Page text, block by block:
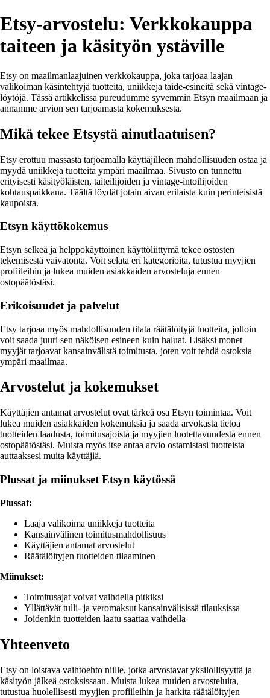
Etsy-arvostelu: Verkkokauppa
taiteen ja käsityön ystäville
Etsy on maailmanlaajuinen verkkokauppa, joka tarjoaa laajan
valikoiman käsintehtyjä tuotteita, uniikkeja taide-esineitä sekä vintage-
löytöjä. Tässä artikkelissa pureudumme syvemmin Etsyn maailmaan ja
annamme arvion sen tarjoamasta kokemuksesta.
Mikä tekee Etsystä ainutlaatuisen?
Etsy erottuu massasta tarjoamalla käyttäjilleen mahdollisuuden ostaa ja
myydä uniikkeja tuotteita ympäri maailmaa. Sivusto on tunnettu
erityisesti käsityöläisten, taiteilijoiden ja vintage-intoilijoiden
kohtauspaikkana. Täältä löydät jotain aivan erilaista kuin perinteisistä
kaupoista.
Etsyn käyttökokemus
Etsyn selkeä ja helppokäyttöinen käyttöliittymä tekee ostosten
tekemisestä vaivatonta. Voit selata eri kategorioita, tutustua myyjien
profiileihin ja lukea muiden asiakkaiden arvosteluja ennen
ostopäätöstäsi.
Erikoisuudet ja palvelut
Etsy tarjoaa myös mahdollisuuden tilata räätälöityjä tuotteita, jolloin
voit saada juuri sen näköisen esineen kuin haluat. Lisäksi monet
myyjät tarjoavat kansainvälistä toimitusta, joten voit tehdä ostoksia
ympäri maailmaa.
Arvostelut ja kokemukset
Käyttäjien antamat arvostelut ovat tärkeä osa Etsyn toimintaa. Voit
lukea muiden asiakkaiden kokemuksia ja saada arvokasta tietoa
tuotteiden laadusta, toimitusajoista ja myyjien luotettavuudesta ennen
ostopäätöstäsi. Muista myös itse antaa arvio ostamistasi tuotteista
auttaaksesi muita käyttäjiä.
Plussat ja miinukset Etsyn käytössä
Plussat:
Laaja valikoima uniikkeja tuotteita
Kansainvälinen toimitusmahdollisuus
Käyttäjien antamat arvostelut
Räätälöityjen tuotteiden tilaaminen
Miinukset:
Toimitusajat voivat vaihdella pitkiksi
Yllättävät tulli- ja veromaksut kansainvälisissä tilauksissa
Joidenkin tuotteiden laatu saattaa vaihdella
Yhteenveto
Etsy on loistava vaihtoehto niille, jotka arvostavat yksilöllisyyttä ja
käsityön jälkeä ostoksissaan. Muista lukea muiden arvosteluita,
tutustua huolellisesti myyjien profiileihin ja harkita räätälöityjen